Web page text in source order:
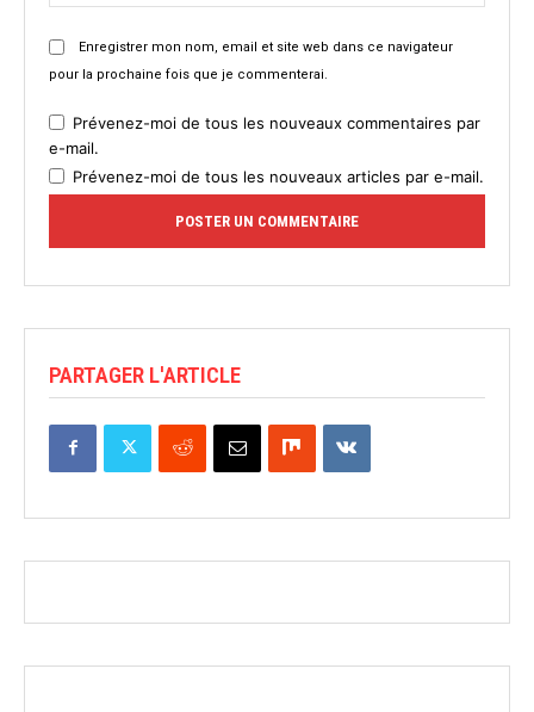
Enregistrer mon nom, email et site web dans ce navigateur
pour la prochaine fois que je commenterai.
Prévenez-moi de tous les nouveaux commentaires par
e-mail.
Prévenez-moi de tous les nouveaux articles par e-mail.
PARTAGER L'ARTICLE